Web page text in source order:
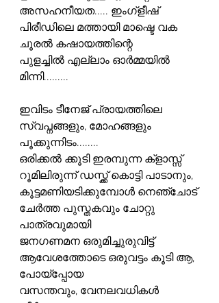
അസഹനീയത..... ഇംഗ്ളീഷ്
പിരീഡിലെ മത്തായി മാഷ്ടെ വക
ചൂരൽ കഷായത്തിന്റെ
പുളച്ചിൽ എല്ലാം ഓർമ്മയിൽ
മിന്നി.........
ഇവിടം ടീനേജ് പ്രായത്തിലെ
സ്വപ്നങ്ങളും, മോഹങ്ങളും
പൂക്കുന്നിടം........
ഒരിക്കൽ ക്കൂടി ഇരമ്പുന്ന ക്‌ളാസ്സ്
റൂമിലിരുന്ന് ഡസ്ക്ക് കൊട്ടി പാടാനും,
കൂട്ടമണിയടിക്കുമ്പോൾ നെഞ്ചോട്
ചേർത്ത പുസ്തകവും ചോറ്റു
പാത്രവുമായി
ജനഗണമന ഒരുമിച്ചുരുവിട്ട്
ആവേശത്തോടെ ഒരുവട്ടം കൂടി ആ,
പോയ്‌പ്പോയ
വസന്തവും, വേനലവധികൾ